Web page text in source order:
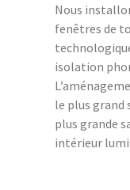
Nous
fenêtres de
isolation
le plus grand
plus grande
intérieur